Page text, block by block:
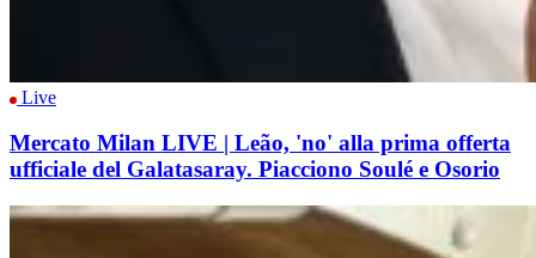
Live
Mercato Milan LIVE | Leão, 'no' alla prima offerta
ufficiale del Galatasaray. Piacciono Soulé e Osorio